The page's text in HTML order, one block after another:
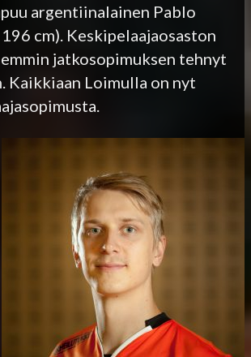
argentiinalainen Pablo
196 cm). Keskipelaajaosaston
jatkosopimuksen tehnyt
Kaikkiaan Loimulla on nyt